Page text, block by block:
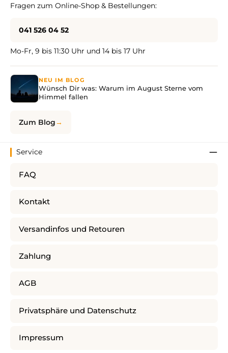
Fragen zum Online-Shop & Bestellungen:
041 526 04 52
Mo-Fr, 9 bis 11:30 Uhr und 14 bis 17 Uhr
NEU IM BLOG
Wünsch Dir was: Warum im August Sterne vom
Himmel fallen
Zum Blog
Service
FAQ
Kontakt
Versandinfos und Retouren
Zahlung
AGB
Privatsphäre und Datenschutz
Impressum